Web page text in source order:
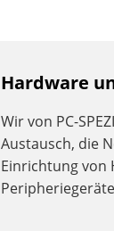
Hardware
Wir von PC-
Austausch, die
Einrichtung von